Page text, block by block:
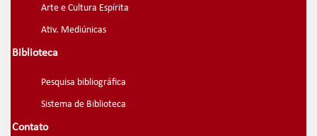
Arte e Cultura Espírita
Ativ. Mediúnicas
Biblioteca
Pesquisa bibliográfica
Sistema de Biblioteca
Contato